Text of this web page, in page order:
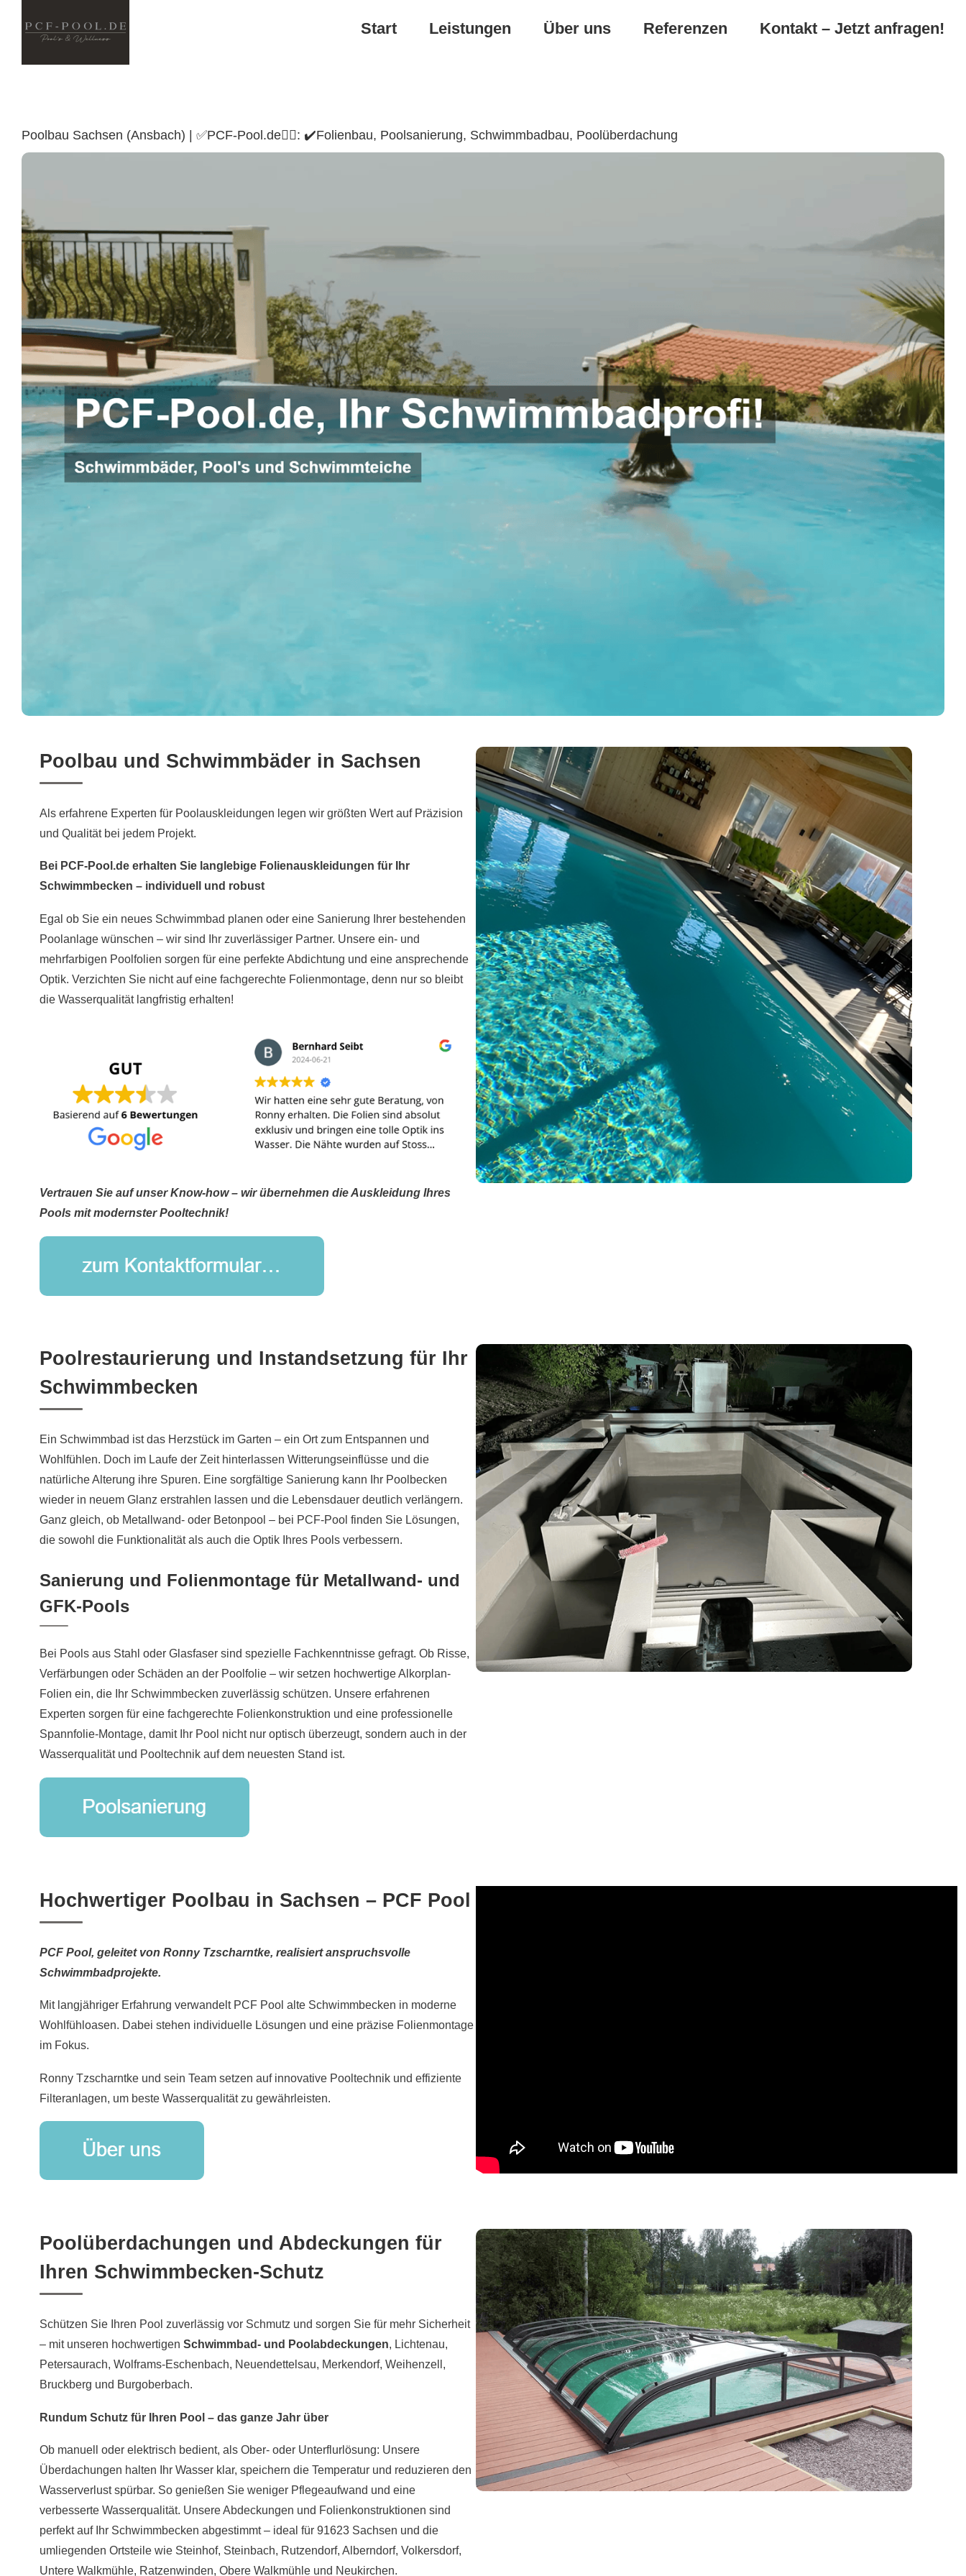
Start Leistungen Über uns Referenzen Kontakt – Jetzt anfragen!
Poolbau Sachsen (Ansbach) | ✅PCF-Pool.de🏊🏼: ✔️Folienbau, Poolsanierung, Schwimmbadbau, Poolüberdachung
Poolbau und Schwimmbäder in Sachsen
Als erfahrene Experten für Poolauskleidungen legen wir größten Wert auf Präzision
und Qualität bei jedem Projekt.
Bei PCF-Pool.de erhalten Sie langlebige Folienauskleidungen für Ihr
Schwimmbecken – individuell und robust
Egal ob Sie ein neues Schwimmbad planen oder eine Sanierung Ihrer bestehenden
Poolanlage wünschen – wir sind Ihr zuverlässiger Partner. Unsere ein- und
mehrfarbigen Poolfolien sorgen für eine perfekte Abdichtung und eine ansprechende
Optik. Verzichten Sie nicht auf eine fachgerechte Folienmontage, denn nur so bleibt
die Wasserqualität langfristig erhalten!
Vertrauen Sie auf unser Know-how – wir übernehmen die Auskleidung Ihres
Pools mit modernster Pooltechnik!
Poolrestaurierung und Instandsetzung für Ihr
Schwimmbecken
Ein Schwimmbad ist das Herzstück im Garten – ein Ort zum Entspannen und
Wohlfühlen. Doch im Laufe der Zeit hinterlassen Witterungseinflüsse und die
natürliche Alterung ihre Spuren. Eine sorgfältige Sanierung kann Ihr Poolbecken
wieder in neuem Glanz erstrahlen lassen und die Lebensdauer deutlich verlängern.
Ganz gleich, ob Metallwand- oder Betonpool – bei PCF-Pool finden Sie Lösungen,
die sowohl die Funktionalität als auch die Optik Ihres Pools verbessern.
Sanierung und Folienmontage für Metallwand- und
GFK-Pools
Bei Pools aus Stahl oder Glasfaser sind spezielle Fachkenntnisse gefragt. Ob Risse,
Verfärbungen oder Schäden an der Poolfolie – wir setzen hochwertige Alkorplan-
Folien ein, die Ihr Schwimmbecken zuverlässig schützen. Unsere erfahrenen
Experten sorgen für eine fachgerechte Folienkonstruktion und eine professionelle
Spannfolie-Montage, damit Ihr Pool nicht nur optisch überzeugt, sondern auch in der
Wasserqualität und Pooltechnik auf dem neuesten Stand ist.
Hochwertiger Poolbau in Sachsen – PCF Pool
PCF Pool, geleitet von Ronny Tzscharntke, realisiert anspruchsvolle
Schwimmbadprojekte.
Mit langjähriger Erfahrung verwandelt PCF Pool alte Schwimmbecken in moderne
Wohlfühloasen. Dabei stehen individuelle Lösungen und eine präzise Folienmontage
im Fokus.
Ronny Tzscharntke und sein Team setzen auf innovative Pooltechnik und effiziente
Filteranlagen, um beste Wasserqualität zu gewährleisten.
Poolüberdachungen und Abdeckungen für
Ihren Schwimmbecken-Schutz
Schützen Sie Ihren Pool zuverlässig vor Schmutz und sorgen Sie für mehr Sicherheit
– mit unseren hochwertigen Schwimmbad- und Poolabdeckungen, Lichtenau,
Petersaurach, Wolframs-Eschenbach, Neuendettelsau, Merkendorf, Weihenzell,
Bruckberg und Burgoberbach.
Rundum Schutz für Ihren Pool – das ganze Jahr über
Ob manuell oder elektrisch bedient, als Ober- oder Unterflurlösung: Unsere
Überdachungen halten Ihr Wasser klar, speichern die Temperatur und reduzieren den
Wasserverlust spürbar. So genießen Sie weniger Pflegeaufwand und eine
verbesserte Wasserqualität. Unsere Abdeckungen und Folienkonstruktionen sind
perfekt auf Ihr Schwimmbecken abgestimmt – ideal für 91623 Sachsen und die
umliegenden Ortsteile wie Steinhof, Steinbach, Rutzendorf, Alberndorf, Volkersdorf,
Untere Walkmühle, Ratzenwinden, Obere Walkmühle und Neukirchen.